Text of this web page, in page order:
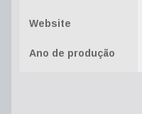
Website
Ano de produção